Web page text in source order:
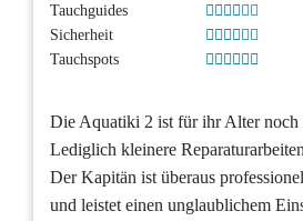
Tauchguides
Sicherheit
Tauchspots
Die Aquatiki 2 ist für ihr Alter noch
Lediglich kleinere
Der Kapitän ist überaus
und leistet einen unglaublichem